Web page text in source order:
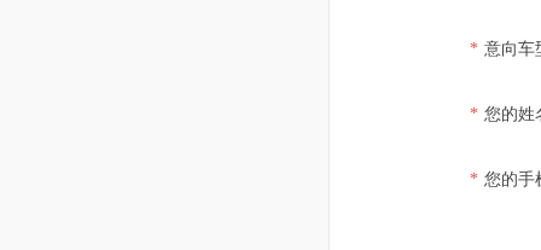
* 意向车
* 您的姓
* 您的手